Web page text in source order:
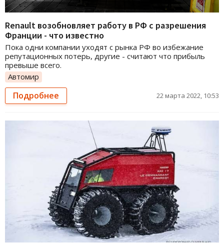
Renault возобновляет работу в РФ с разрешения
Франции - что известно
Пока одни компании уходят с рынка РФ во избежание
репутационных потерь, другие - считают что прибыль
превыше всего.
Автомир
Подробнее 22 марта 2022, 10:53